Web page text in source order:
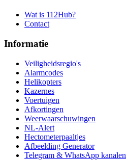
Wat is 112Hub?
Contact
Informatie
Veiligheidsregio's
Alarmcodes
Helikopters
Kazernes
Voertuigen
Afkortingen
Weerwaarschuwingen
NL-Alert
Hectometerpaaltjes
Afbeelding Generator
Telegram & WhatsApp kanalen